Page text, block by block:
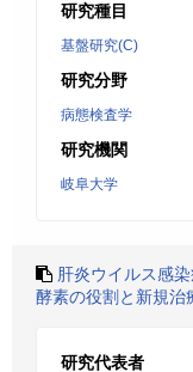
研究種目
基盤研究(C)
研究分野
病態検査学
研究機関
岐阜大学
肝炎ウイルス感
酵素の役割と新規治
研究代表者